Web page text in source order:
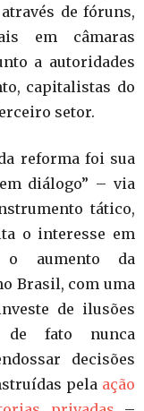
de fóruns,
em câmaras
a autoridades
capitalistas do
setor.
reforma foi sua
diálogo” – via
tático,
o interesse em
o aumento da
Brasil, com uma
de ilusões
de fato nunca
decisões
pela ação